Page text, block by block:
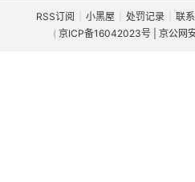
RSS订阅 小黑屋 处罚记录 联
( 京ICP备16042023号 | 京公网